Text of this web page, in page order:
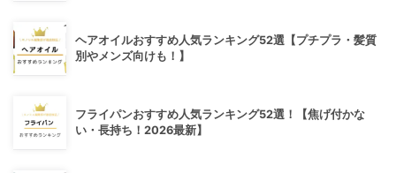
ヘアオイルおすすめ人気ランキング52選【プチプラ・髪質
別やメンズ向けも！】
フライパンおすすめ人気ランキング52選！【焦げ付かな
い・長持ち！2026最新】